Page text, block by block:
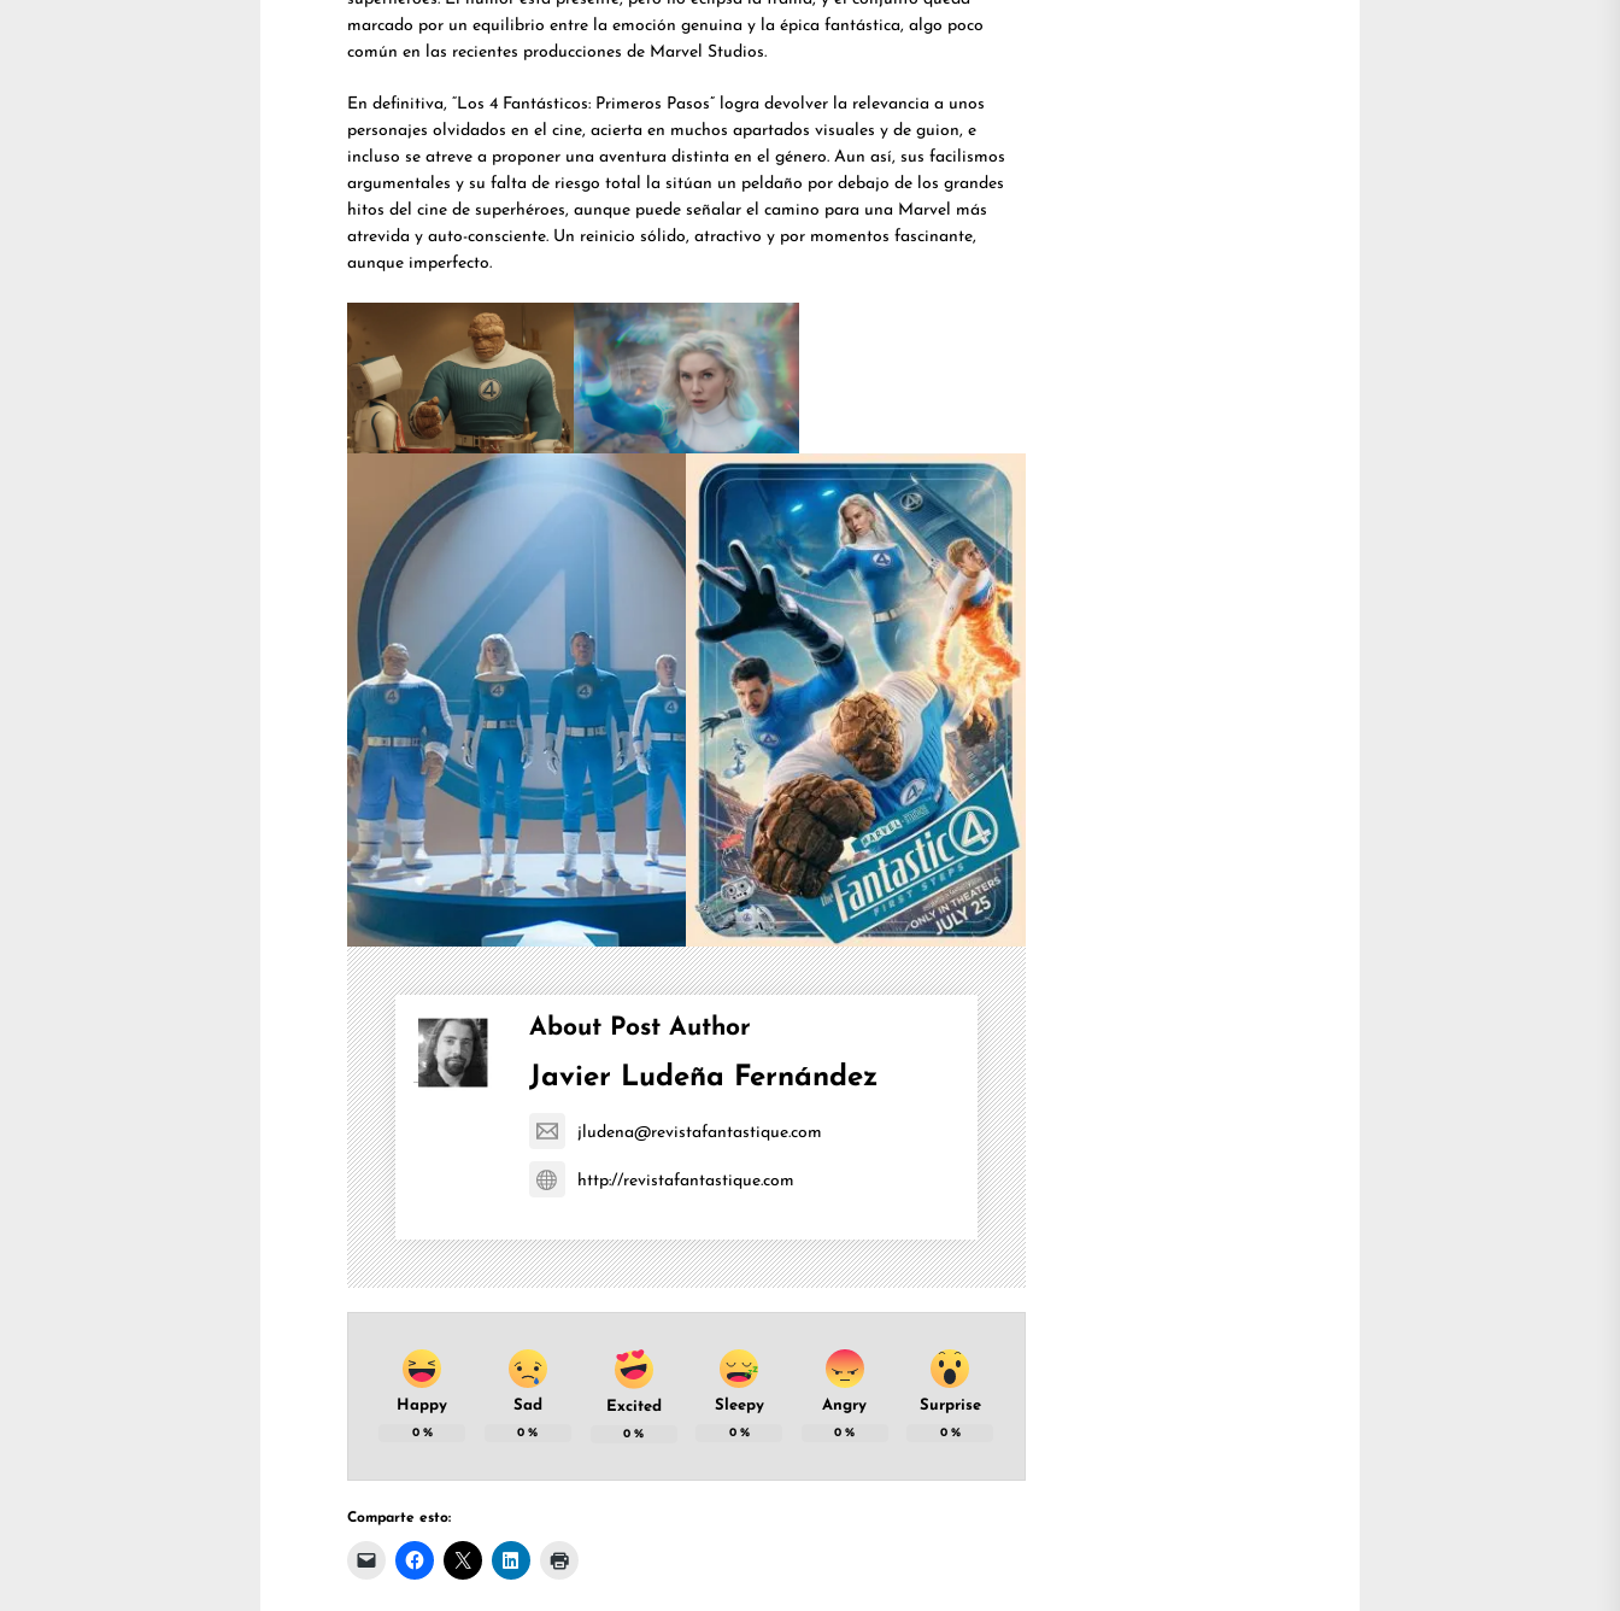
marcado por un equilibrio entre la emoción genuina y la épica fantástica, algo poco
común en las recientes producciones de Marvel Studios.
En definitiva, “Los 4 Fantásticos: Primeros Pasos” logra devolver la relevancia a unos
personajes olvidados en el cine, acierta en muchos apartados visuales y de guion, e
incluso se atreve a proponer una aventura distinta en el género. Aun así, sus facilismos
argumentales y su falta de riesgo total la sitúan un peldaño por debajo de los grandes
hitos del cine de superhéroes, aunque puede señalar el camino para una Marvel más
atrevida y auto-consciente. Un reinicio sólido, atractivo y por momentos fascinante,
aunque imperfecto.
About Post Author
Javier Ludeña Fernández
jludena@revistafantastique.com
http://revistafantastique.com
Happy
0%
Sad
0 %
Excited
0 %
Sleepy
0%
Angry
0 %
Surprise
0%
Comparte esto: